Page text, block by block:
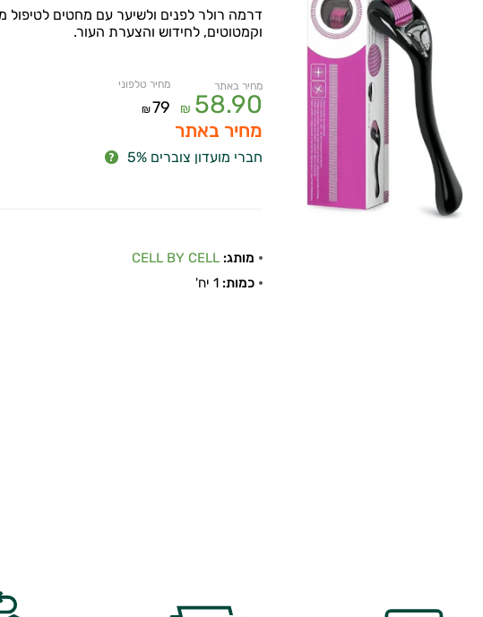
דרמה רולר לפנים ולשיער עם מחטים לטיפול
וקמטוטים, לחידוש והצערת העור.
מחיר באתר
58.90
₪
מחיר טלפוני
79
₪
מחיר באתר
חברי מועדון צוברים 5%
מותג: CELL BY CELL
כמות: